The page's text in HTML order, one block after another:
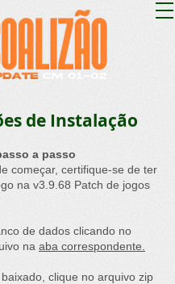
de Instalação
a passo
começar, certifique-se de ter
na v3.9.68 Patch de jogos
de dados clicando no
na aba correspondente.
clique no arquivo zip